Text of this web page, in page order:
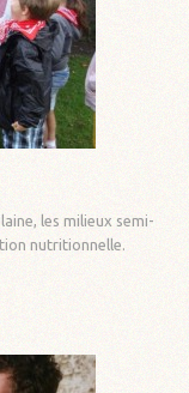
les milieux semi-
nutritionnelle.